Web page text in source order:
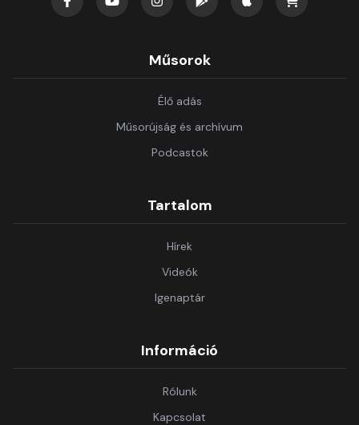
Műsorok
Élő adás
Műsorújság és archívum
Podcastok
Tartalom
Hírek
Videók
Igenaptár
Információ
Rólunk
Kapcsolat